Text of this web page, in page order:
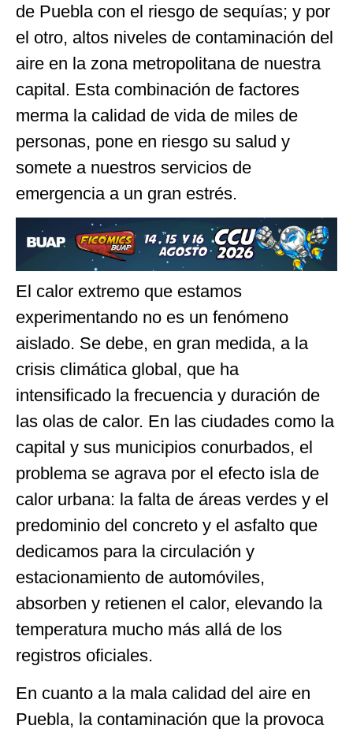
de Puebla con el riesgo de sequías; y por
el otro, altos niveles de contaminación del
aire en la zona metropolitana de nuestra
capital. Esta combinación de factores
merma la calidad de vida de miles de
personas, pone en riesgo su salud y
somete a nuestros servicios de
emergencia a un gran estrés.
El calor extremo que estamos
experimentando no es un fenómeno
aislado. Se debe, en gran medida, a la
crisis climática global, que ha
intensificado la frecuencia y duración de
las olas de calor. En las ciudades como la
capital y sus municipios conurbados, el
problema se agrava por el efecto isla de
calor urbana: la falta de áreas verdes y el
predominio del concreto y el asfalto que
dedicamos para la circulación y
estacionamiento de automóviles,
absorben y retienen el calor, elevando la
temperatura mucho más allá de los
registros oficiales.
En cuanto a la mala calidad del aire en
Puebla, la contaminación que la provoca